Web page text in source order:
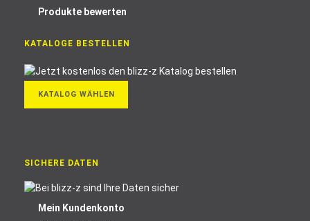
Produkte bewerten
KATALOGE BESTELLEN
KATALOG WÄHLEN
SICHERE DATEN
Mein Kundenkonto